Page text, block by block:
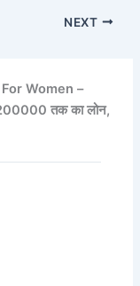
NEXT
Women –
तक का लोन,